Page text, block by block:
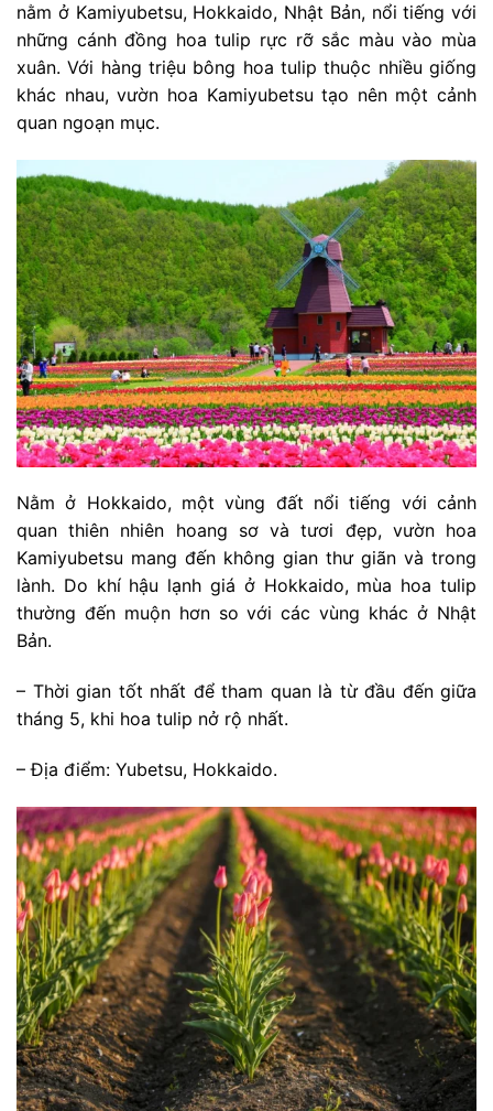
nằm ở Kamiyubetsu, Hokkaido, Nhật Bản, nổi tiếng với
những cánh đồng hoa tulip rực rỡ sắc màu vào mùa
xuân. Với hàng triệu bông hoa tulip thuộc nhiều giống
khác nhau, vườn hoa Kamiyubetsu tạo nên một cảnh
quan ngoạn mục.
Nằm ở Hokkaido, một vùng đất nổi tiếng với cảnh
quan thiên nhiên hoang sơ và tươi đẹp, vườn hoa
Kamiyubetsu mang đến không gian thư giãn và trong
lành. Do khí hậu lạnh giá ở Hokkaido, mùa hoa tulip
thường đến muộn hơn so với các vùng khác ở Nhật
Bản.
– Thời gian tốt nhất để tham quan là từ đầu đến giữa
tháng 5, khi hoa tulip nở rộ nhất.
– Địa điểm: Yubetsu, Hokkaido.